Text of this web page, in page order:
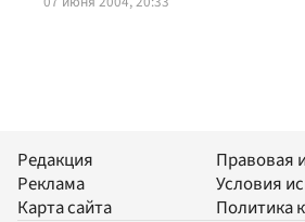
Редакция
Реклама
Карта сайта
Правовая
Условия
Политика